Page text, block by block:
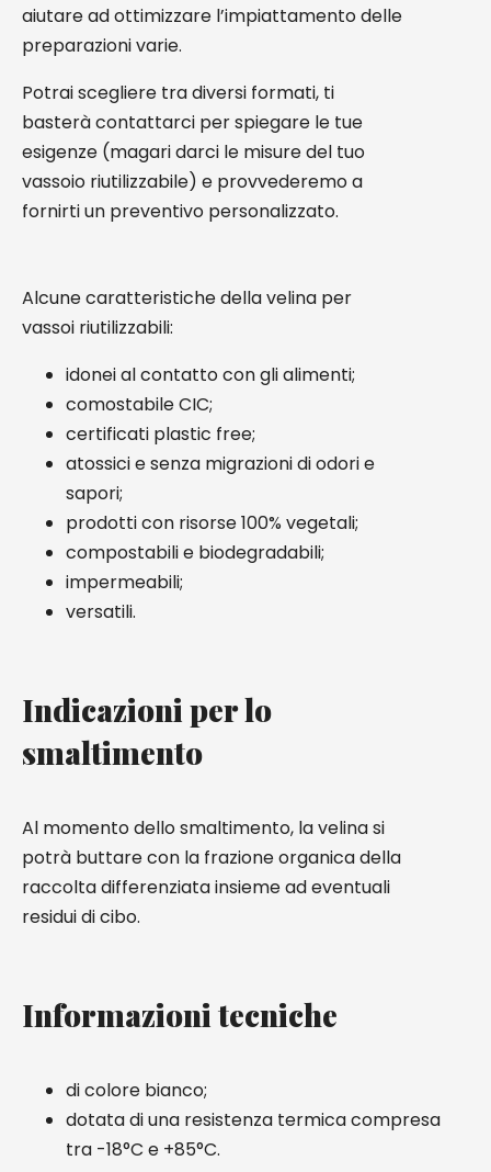
aiutare ad ottimizzare l’impiattamento delle
preparazioni varie.
Potrai scegliere tra diversi formati, ti
basterà contattarci per spiegare le tue
esigenze (magari darci le misure del tuo
vassoio riutilizzabile) e provvederemo a
fornirti un preventivo personalizzato.
Alcune caratteristiche della velina per
vassoi riutilizzabili:
idonei al contatto con gli alimenti;
comostabile CIC;
certificati plastic free;
atossici e senza migrazioni di odori e
sapori;
prodotti con risorse 100% vegetali;
compostabili e biodegradabili;
impermeabili;
versatili.
Indicazioni per lo
smaltimento
Al momento dello smaltimento, la velina si
potrà buttare con la frazione organica della
raccolta differenziata insieme ad eventuali
residui di cibo.
Informazioni tecniche
di colore bianco;
dotata di una resistenza termica compresa
tra -18°C e +85°C.